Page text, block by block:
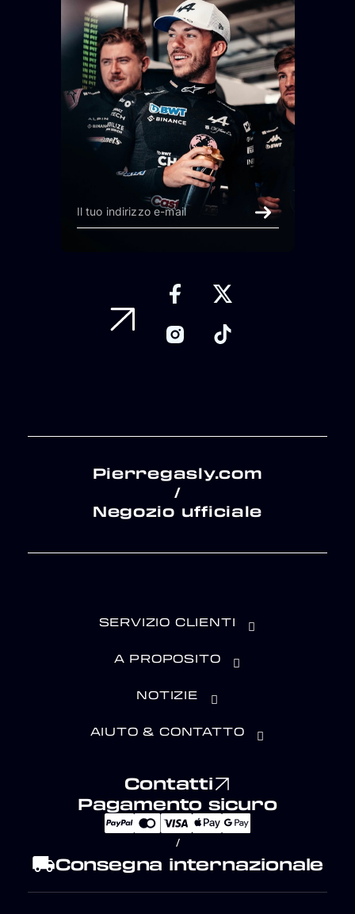
Pierregasly.com
/
Negozio ufficiale
SERVIZIO CLIENTI
A PROPOSITO
NOTIZIE
AIUTO & CONTATTO
Contatti
Pagamento sicuro
/
local_shippingConsegna internazionale